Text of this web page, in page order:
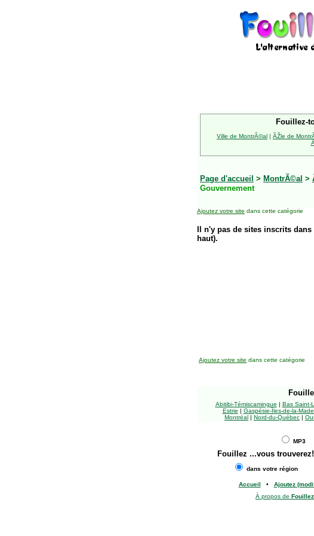
Fouillez-
Ville de MontrÃ©al | ÃŽle de
Page d'accueil > MontrÃ©al >
Gouvernement
Ajoutez votre site dans cette catégorie
Il n'y pas de sites inscrits
haut).
Ajoutez votre site dans cette catégorie
Abitibi-Témiscamingue | Bas Saint-
Estrie | Gaspésie-Îles-de-la-
Montréal | Nord-du-Québec |
MP3
Fouillez ...vous trouverez!
dans votre région
Accueil • Ajoutez
À propos de